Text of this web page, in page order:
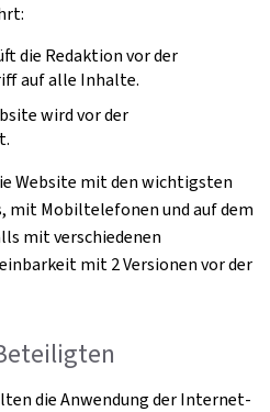
die Redaktion vor der
auf alle Inhalte.
wird vor der
Website mit den wichtigsten
mit Mobiltelefonen und auf dem
mit verschiedenen
mit 2 Versionen vor der
die Anwendung der Internet-